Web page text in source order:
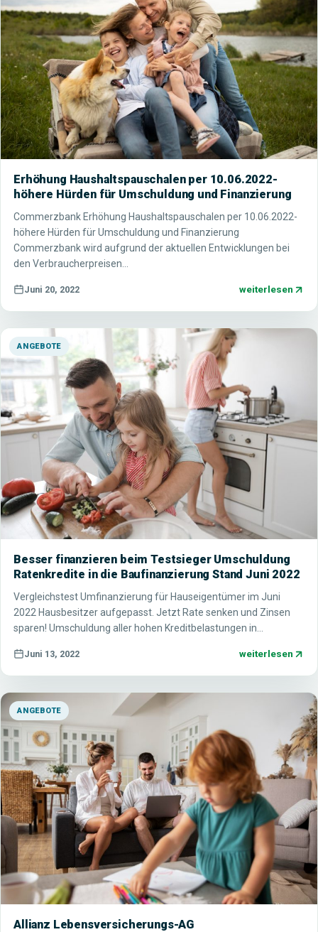
Erhöhung Haushaltspauschalen per 10.06.2022-
höhere Hürden für Umschuldung und Finanzierung
Commerzbank Erhöhung Haushaltspauschalen per 10.06.2022-
höhere Hürden für Umschuldung und Finanzierung
Commerzbank wird aufgrund der aktuellen Entwicklungen bei
den Verbraucherpreisen…
Juni 20, 2022 weiterlesen
ANGEBOTE
Besser finanzieren beim Testsieger Umschuldung
Ratenkredite in die Baufinanzierung Stand Juni 2022
Vergleichstest Umfinanzierung für Hauseigentümer im Juni
2022 Hausbesitzer aufgepasst. Jetzt Rate senken und Zinsen
sparen! Umschuldung aller hohen Kreditbelastungen in…
Juni 13, 2022 weiterlesen
ANGEBOTE
Allianz Lebensversicherungs-AG